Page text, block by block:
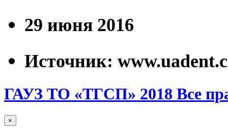
29 июня 2016
Источник:
ГАУЗ ТО «ТГСП» 2018 Все
×